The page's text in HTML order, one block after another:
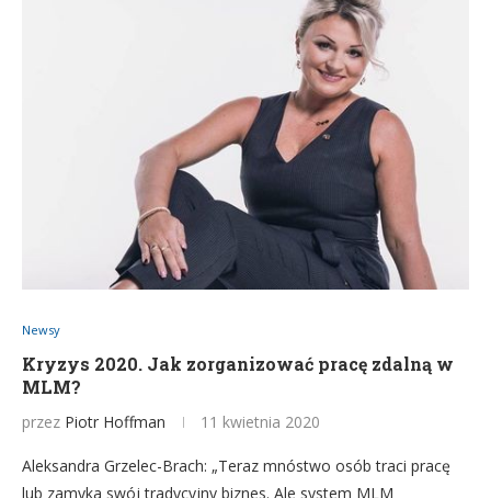
Newsy
Kryzys 2020. Jak zorganizować pracę zdalną w
MLM?
przez Piotr Hoffman 11 kwietnia 2020
Aleksandra Grzelec-Brach: „Teraz mnóstwo osób traci pracę
lub zamyka swój tradycyjny biznes. Ale system MLM